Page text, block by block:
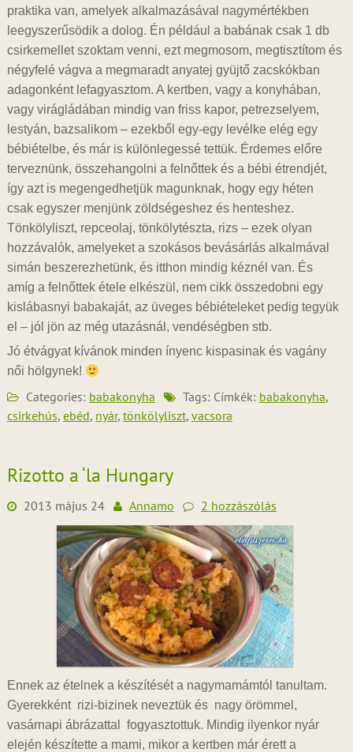
praktika van, amelyek alkalmazásával nagymértékben
leegyszerűsödik a dolog. Én például a babának csak 1 db
csirkemellet szoktam venni, ezt megmosom, megtisztítom és
négyfelé vágva a megmaradt anyatej gyüjtő zacskókban
adagonként lefagyasztom. A kertben, vagy a konyhában,
vagy virágládában mindig van friss kapor, petrezselyem,
lestyán, bazsalikom – ezekből egy-egy levélke elég egy
bébiételbe, és már is különlegessé tettük. Érdemes előre
terveznünk, összehangolni a felnőttek és a bébi étrendjét,
így azt is megengedhetjük magunknak, hogy egy héten
csak egyszer menjünk zöldségeshez és henteshez.
Tönkölyliszt, repceolaj, tönkölytészta, rizs – ezek olyan
hozzávalók, amelyeket a szokásos bevásárlás alkalmával
simán beszerezhetünk, és itthon mindig kéznél van. És
amíg a felnőttek étele elkészül, nem cikk összedobni egy
kislábasnyi babakaját, az üveges bébiételeket pedig tegyük
el – jól jön az még utazásnál, vendéségben stb.
Jó étvágyat kívánok minden ínyenc kispasinak és vagány
női hölgynek!
Categories: babakonyha Tags: Címkék: babakonyha,
csirkehús, ebéd, nyár, tönkölyliszt, vacsora
Rizotto a ‘la Hungary
2013 május 24 Annamo 2 hozzászólás
Ennek az ételnek a készítését a nagymamámtól tanultam.
Gyerekként rizi-bizinek neveztük és nagy örömmel,
vasárnapi ábrázattal fogyasztottuk. Mindig ilyenkor nyár
elején készítette a mami, mikor a kertben már érett a